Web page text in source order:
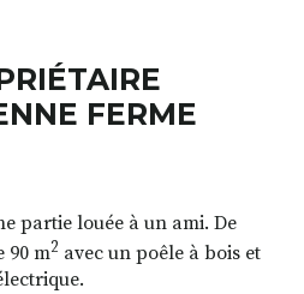
FERME
partie louée à un ami. De
90 m2 avec un poêle à bois et